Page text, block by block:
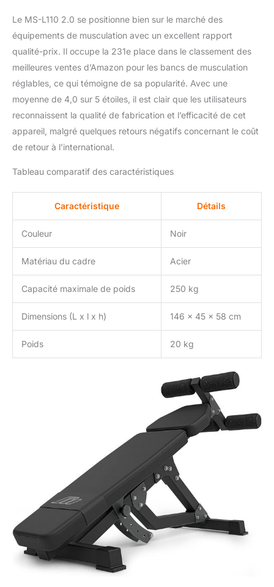
Le MS-L110 2.0 se positionne bien sur le marché des
équipements de musculation avec un excellent rapport
qualité-prix. Il occupe la 231e place dans le classement des
meilleures ventes d’Amazon pour les bancs de musculation
réglables, ce qui témoigne de sa popularité. Avec une
moyenne de 4,0 sur 5 étoiles, il est clair que les utilisateurs
reconnaissent la qualité de fabrication et l’efficacité de cet
appareil, malgré quelques retours négatifs concernant le coût
de retour à l’international.
Tableau comparatif des caractéristiques
Caractéristique Détails
Couleur Noir
Matériau du cadre Acier
Capacité maximale de poids 250 kg
Dimensions (L x l x h) 146 x 45 x 58 cm
Poids 20 kg